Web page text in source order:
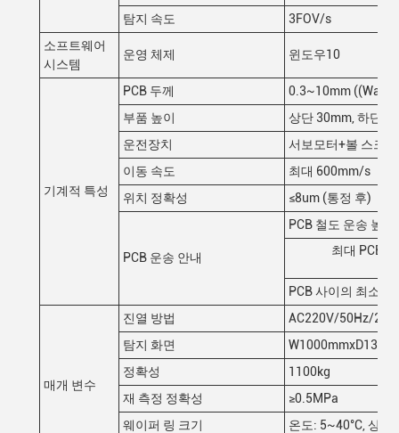
탐지 속도
3FOV/s
소프트웨어
시스템
운영 체제 윈도우10
기계적 특성
PCB 두께
0.3~10mm
부품 높이
상단 30mm, 하단
운전장치
서보모터+볼 스크
이동 속도
최대 600mm/s
위치 정확성
≤8um (통정 후)
PCB 운송 안내
PCB 철도 운송 높
최대 PCB
PCB 사이의 최소
매개 변수
진열 방법
AC220V/50Hz/
탐지 화면
정확성
1100kg
재 측정 정확성
≥0.5MPa
웨이퍼 링 크기
온도: 5~40°C, 상대